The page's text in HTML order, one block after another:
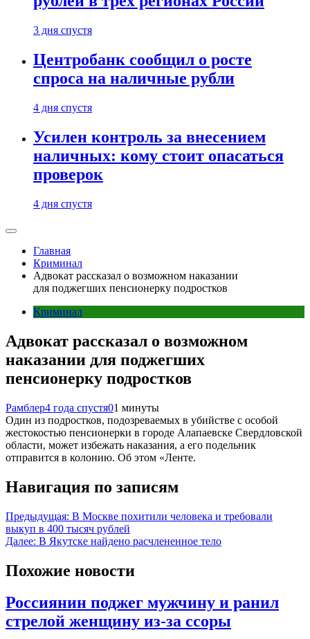
3 дня спустя
Центробанк сообщил о росте
спроса на наличные рубли
4 дня спустя
Усилен контроль за внесением
наличных: кому стоит опасаться
проверок
4 дня спустя
Главная
Криминал
Адвокат рассказал о возможном наказании
для поджегших пенсионерку подростков
Криминал
Адвокат рассказал о возможном
наказании для поджегших
пенсионерку подростков
Рамблер4 года спустя01 минуты
Один из подростков, подозреваемых в убийстве с особой
жестокостью пенсионерки в городе Алапаевске Свердловской
области, может избежать наказания, а его подельник
отправится в колонию. Об этом «Ленте.
Навигация по записям
Предыдущая: В Москве похитили человека и требовали
выкуп в 400 тысяч рублей
Далее: В Якутске найдено расчлененное тело
Похожие новости
Россиянин поджег мужчину и ранил
стрелой женщину из-за ссоры